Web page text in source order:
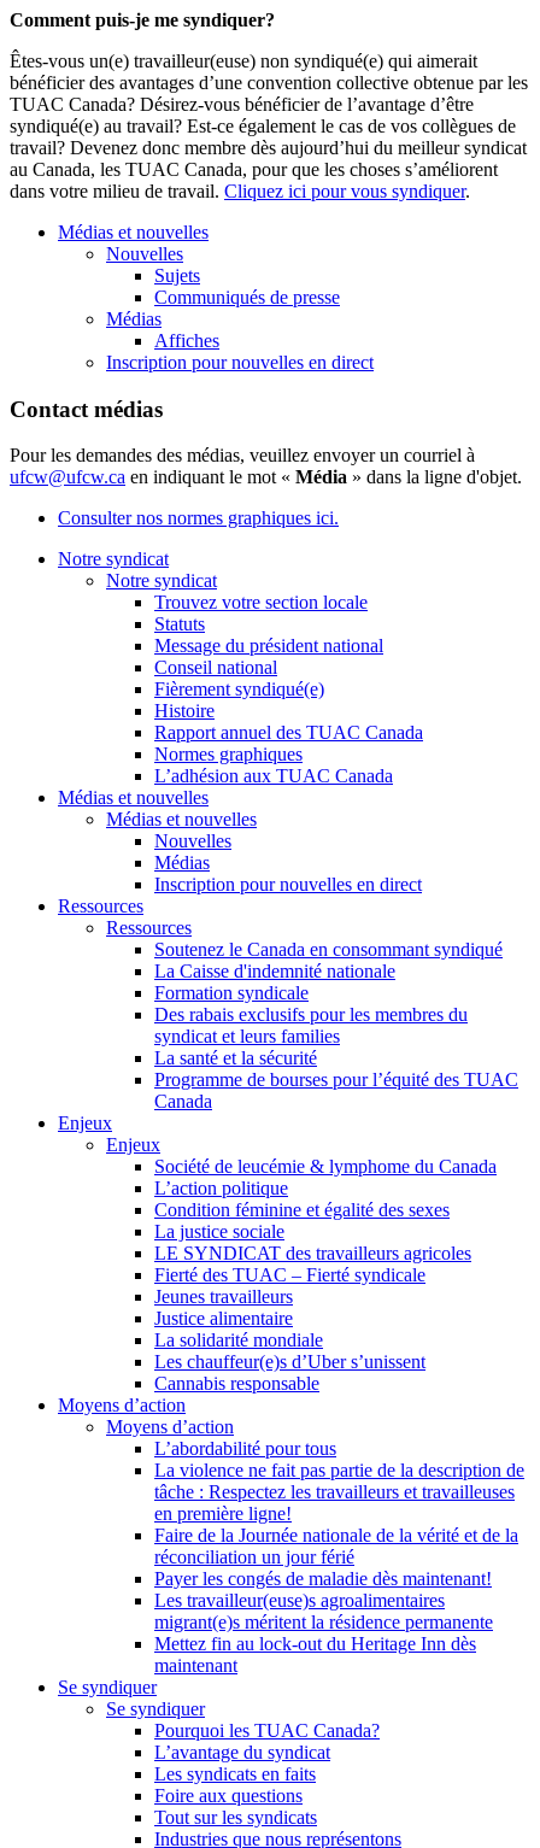
Comment puis-je me syndiquer?
Êtes-vous un(e) travailleur(euse) non syndiqué(e) qui aimerait
bénéficier des avantages d’une convention collective obtenue par les
TUAC Canada? Désirez-vous bénéficier de l’avantage d’être
syndiqué(e) au travail? Est-ce également le cas de vos collègues de
travail? Devenez donc membre dès aujourd’hui du meilleur syndicat
au Canada, les TUAC Canada, pour que les choses s’améliorent
dans votre milieu de travail. Cliquez ici pour vous syndiquer.
Médias et nouvelles
Nouvelles
Sujets
Communiqués de presse
Médias
Affiches
Inscription pour nouvelles en direct
Contact médias
Pour les demandes des médias, veuillez envoyer un courriel à
ufcw@ufcw.ca en indiquant le mot « Média » dans la ligne d'objet.
Consulter nos normes graphiques ici.
Notre syndicat
Notre syndicat
Trouvez votre section locale
Statuts
Message du président national
Conseil national
Fièrement syndiqué(e)
Histoire
Rapport annuel des TUAC Canada
Normes graphiques
L’adhésion aux TUAC Canada
Médias et nouvelles
Médias et nouvelles
Nouvelles
Médias
Inscription pour nouvelles en direct
Ressources
Ressources
Soutenez le Canada en consommant syndiqué
La Caisse d'indemnité nationale
Formation syndicale
Des rabais exclusifs pour les membres du
syndicat et leurs families
La santé et la sécurité
Programme de bourses pour l’équité des TUAC
Canada
Enjeux
Enjeux
Société de leucémie & lymphome du Canada
L’action politique
Condition féminine et égalité des sexes
La justice sociale
LE SYNDICAT des travailleurs agricoles
Fierté des TUAC – Fierté syndicale
Jeunes travailleurs
Justice alimentaire
La solidarité mondiale
Les chauffeur(e)s d’Uber s’unissent
Cannabis responsable
Moyens d’action
Moyens d’action
L’abordabilité pour tous
La violence ne fait pas partie de la description de
tâche : Respectez les travailleurs et travailleuses
en première ligne!
Faire de la Journée nationale de la vérité et de la
réconciliation un jour férié
Payer les congés de maladie dès maintenant!
Les travailleur(euse)s agroalimentaires
migrant(e)s méritent la résidence permanente
Mettez fin au lock-out du Heritage Inn dès
maintenant
Se syndiquer
Se syndiquer
Pourquoi les TUAC Canada?
L’avantage du syndicat
Les syndicats en faits
Foire aux questions
Tout sur les syndicats
Industries que nous représentons